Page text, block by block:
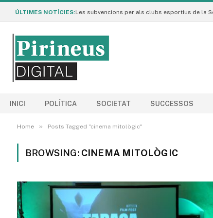
ÚLTIMES NOTÍCIES:
INICI POLÍTICA SOCIETAT SUCCESSOS
Home » Posts Tagged "cinema mitològic"
BROWSING: CINEMA MITOLÒGIC